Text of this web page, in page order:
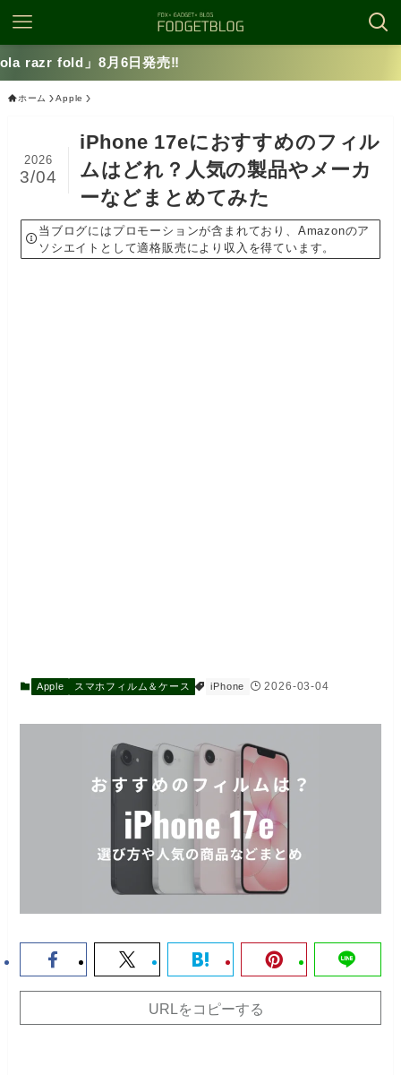
ホーム Apple
iPhone 17eにおすすめのフィル
ムはどれ？人気の製品やメーカ
ーなどまとめてみた
2026
3/04
当ブログにはプロモーションが含まれており、Amazonのア
ソシエイトとして適格販売により収入を得ています。
Apple スマホフィルム＆ケース iPhone 2026-03-04
URLをコピーする